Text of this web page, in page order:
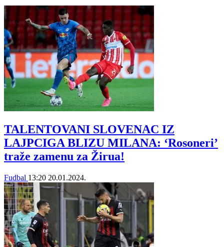
TALENTOVANI SLOVENAC IZ
LAJPCIGA BLIZU MILANA: ‘Rosoneri’
traže zamenu za Žirua!
Fudbal 13:20 20.01.2024.